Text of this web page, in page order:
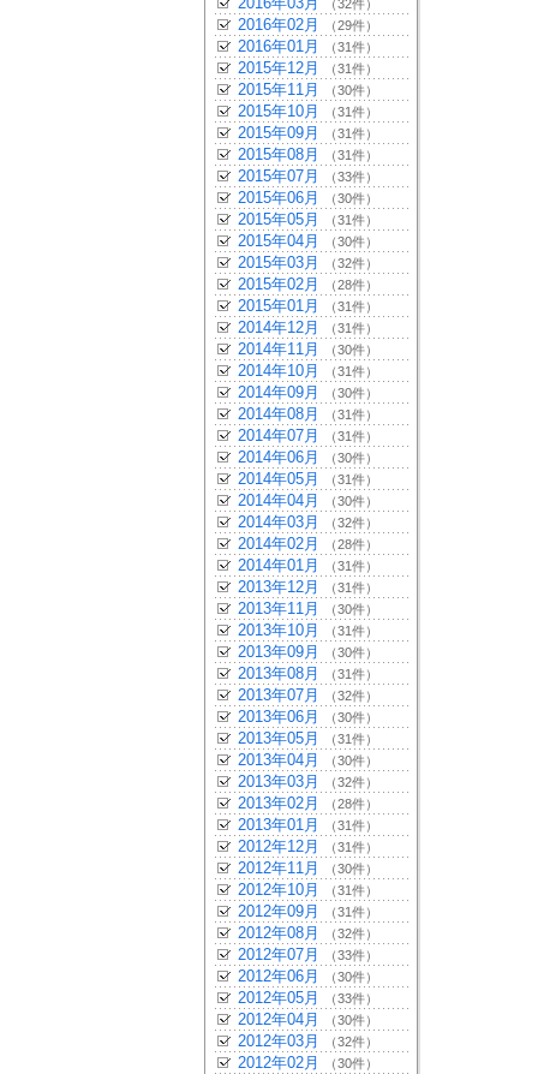
（32件）
2016年02月 （29件）
2016年01月 （31件）
2015年12月 （31件）
2015年11月 （30件）
2015年10月 （31件）
2015年09月 （31件）
2015年08月 （31件）
2015年07月 （33件）
2015年06月 （30件）
2015年05月 （31件）
2015年04月 （30件）
2015年03月 （32件）
2015年02月 （28件）
2015年01月 （31件）
2014年12月 （31件）
2014年11月 （30件）
2014年10月 （31件）
2014年09月 （30件）
2014年08月 （31件）
2014年07月 （31件）
2014年06月 （30件）
2014年05月 （31件）
2014年04月 （30件）
2014年03月 （32件）
2014年02月 （28件）
2014年01月 （31件）
2013年12月 （31件）
2013年11月 （30件）
2013年10月 （31件）
2013年09月 （30件）
2013年08月 （31件）
2013年07月 （32件）
2013年06月 （30件）
2013年05月 （31件）
2013年04月 （30件）
2013年03月 （32件）
2013年02月 （28件）
2013年01月 （31件）
2012年12月 （31件）
2012年11月 （30件）
2012年10月 （31件）
2012年09月 （31件）
2012年08月 （32件）
2012年07月 （33件）
2012年06月 （30件）
2012年05月 （33件）
2012年04月 （30件）
2012年03月 （32件）
2012年02月 （30件）